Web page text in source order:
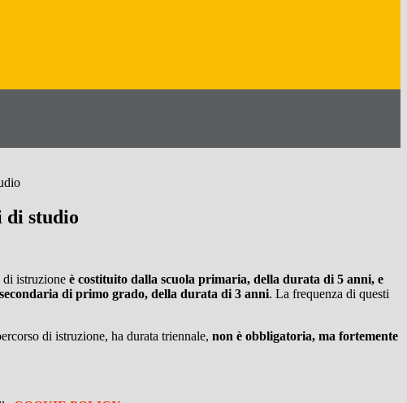
di studio
istruzione è costituito dalla scuola primaria, della durata di 5 anni, e
di primo grado, della durata di 3 anni. La frequenza di questi
di istruzione, ha durata triennale, non è obbligatoria, ma fortemente